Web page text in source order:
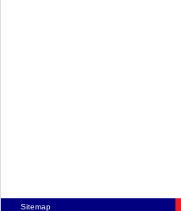
Sitemap